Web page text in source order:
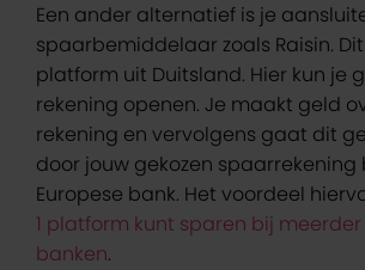
Een ander alternatief is je
spaarbemiddelaar zoals Raisin.
platform uit Duitsland. Hier kun je
rekening openen. Je maakt geld
rekening en vervolgens gaat dit
door jouw gekozen spaarrekening
Europese bank. Het voordeel
1 platform kunt sparen bij
banken.